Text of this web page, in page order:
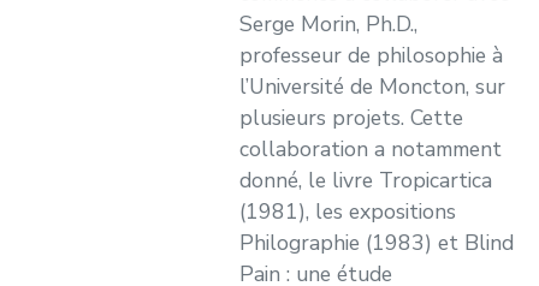
Serge Morin, Ph.D.,
professeur de philosophie à
l’Université de Moncton, sur
plusieurs projets. Cette
collaboration a notamment
donné, le livre Tropicartica
(1981), les expositions
Philographie (1983) et Blind
Pain : une étude